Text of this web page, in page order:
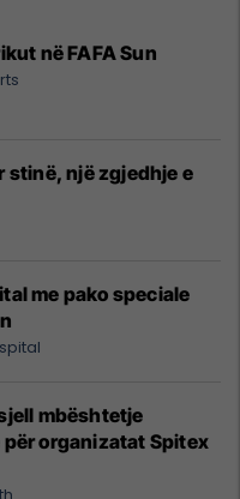
në FAFA Sun
stinë, një zgjedhje e
me pako speciale
mbështetje
organizatat Spitex